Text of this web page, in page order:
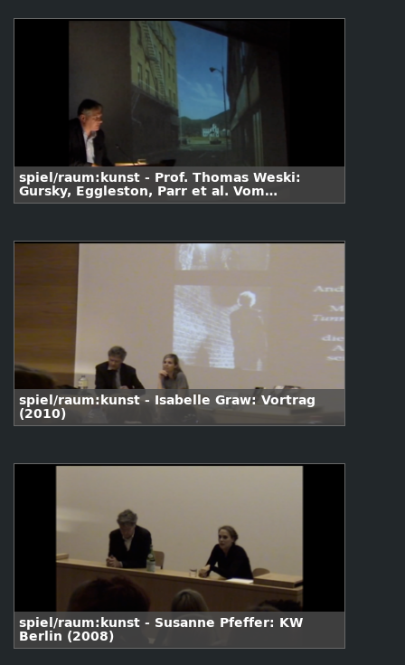
spiel/raum:kunst - Prof. Thomas Weski:
Gursky, Eggleston, Parr et al. Vom
Ausstellen zeitgenössischer Fotografie
spiel/raum:kunst - Isabelle Graw: Vortrag
(2010)
spiel/raum:kunst - Susanne Pfeffer: KW
Berlin (2008)